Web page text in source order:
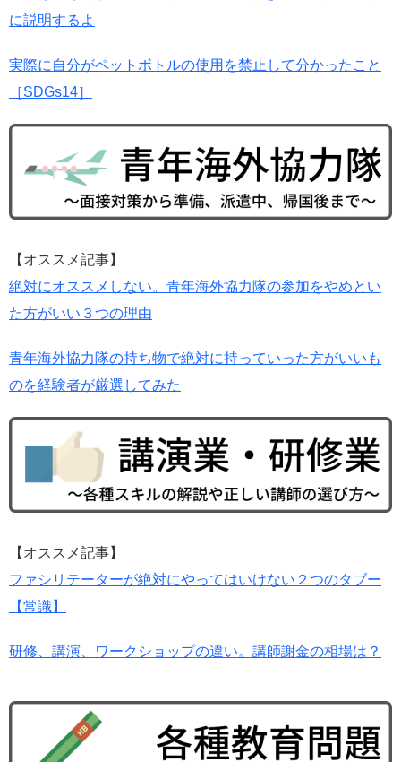
に説明するよ
実際に自分がペットボトルの使用を禁止して分かったこと
［SDGs14］
【オススメ記事】
絶対にオススメしない。青年海外協力隊の参加をやめとい
た方がいい３つの理由
青年海外協力隊の持ち物で絶対に持っていった方がいいも
のを経験者が厳選してみた
【オススメ記事】
ファシリテーターが絶対にやってはいけない２つのタブー
【常識】
研修、講演、ワークショップの違い。講師謝金の相場は？